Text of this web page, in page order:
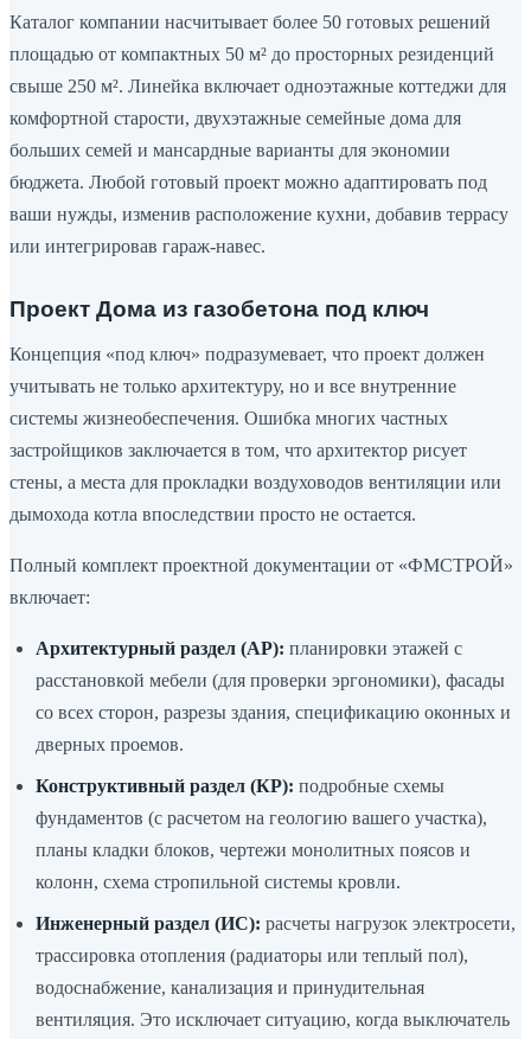
Каталог компании насчитывает более 50 готовых решений
площадью от компактных 50 м² до просторных резиденций
свыше 250 м². Линейка включает одноэтажные коттеджи для
комфортной старости, двухэтажные семейные дома для
больших семей и мансардные варианты для экономии
бюджета. Любой готовый проект можно адаптировать под
ваши нужды, изменив расположение кухни, добавив террасу
или интегрировав гараж-навес.
Проект Дома из газобетона под ключ
Концепция «под ключ» подразумевает, что проект должен
учитывать не только архитектуру, но и все внутренние
системы жизнеобеспечения. Ошибка многих частных
застройщиков заключается в том, что архитектор рисует
стены, а места для прокладки воздуховодов вентиляции или
дымохода котла впоследствии просто не остается.
Полный комплект проектной документации от «ФМСТРОЙ»
включает:
Архитектурный раздел (АР): планировки этажей с
расстановкой мебели (для проверки эргономики), фасады
со всех сторон, разрезы здания, спецификацию оконных и
дверных проемов.
Конструктивный раздел (КР): подробные схемы
фундаментов (с расчетом на геологию вашего участка),
планы кладки блоков, чертежи монолитных поясов и
колонн, схема стропильной системы кровли.
Инженерный раздел (ИС): расчеты нагрузок электросети,
трассировка отопления (радиаторы или теплый пол),
водоснабжение, канализация и принудительная
вентиляция. Это исключает ситуацию, когда выключатель